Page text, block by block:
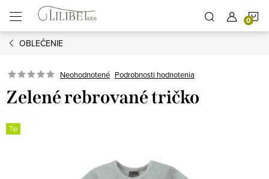
obsah
OBLEČENIE
Neohodnotené Podrobnosti hodnotenia
Zelené rebrované tričko
Tip